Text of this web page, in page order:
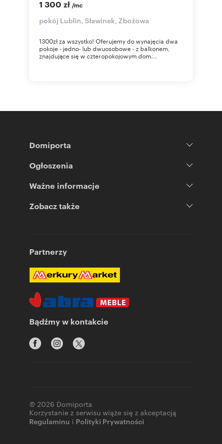
1 300 zł /mc
pokój Lublin, Sławinek, Zbożowa
1300zł za wszystko! Oferujemy do wynajęcia dwa
pokoje - jedno- lub dwuosobowe - z balkonem,
znajdujące się w czteropokojowym dom...
Domiporta
Ogłoszenia
Ważne informacje
Zobacz także
Partnerzy
Bądźmy w kontakcie
© 2026 Domiporta
Korzystanie z serwisu wiąże się z akceptacją
Regulaminu i Polityki Prywatności